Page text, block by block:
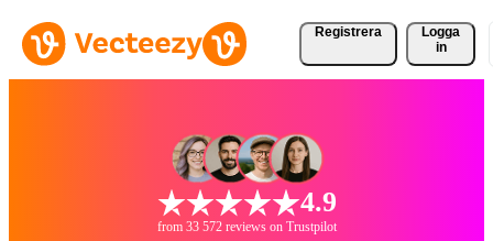
Registrera
Logga
in
4.9
from 33 572 reviews on Trustpilot